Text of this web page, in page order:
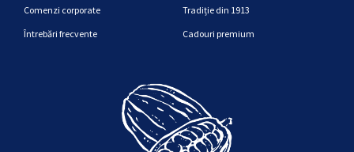
Comenzi corporate
Întrebări frecvente
Tradiție din 1913
Cadouri premium